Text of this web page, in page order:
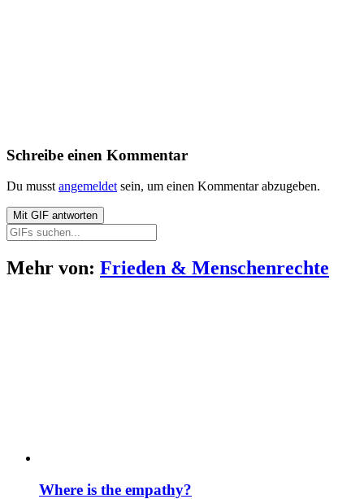
Schreibe einen Kommentar
Du musst angemeldet sein, um einen Kommentar abzugeben.
Mit GIF antworten
Mehr von: Frieden & Menschenrechte
Where is the empathy?